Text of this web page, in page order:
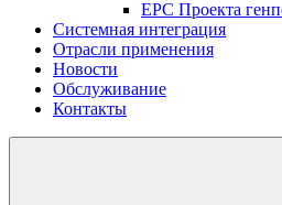
EPC Проекта
Системная интеграция
Отрасли применения
Новости
Обслуживание
Контакты